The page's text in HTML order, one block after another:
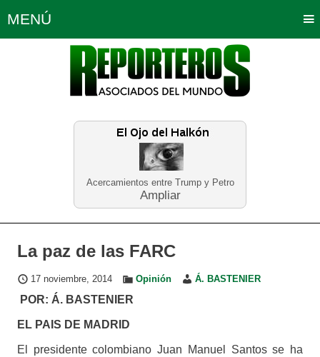
Acercamientos entre Trump y Petro
Ampliar
MENÚ
Política Opinión Bogotá
Planeta Tierra Deportes
Educación Neira
La paz de las FARC
17 noviembre, 2014 Opinión Á. BASTENIER
POR: Á. BASTENIER
EL PAIS DE MADRID
El presidente colombiano Juan Manuel Santos se ha